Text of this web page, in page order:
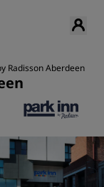
Radisson Aberdeen